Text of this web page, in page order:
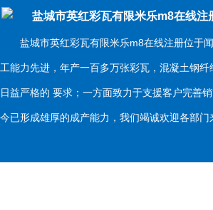
盐城市英红彩瓦有限米乐m8在线注
盐城市英红彩瓦有限米乐m8在线注册位于闻
工能力先进，年产一百多万张彩瓦，混凝土钢
日益严格的 要求；一方面致力于支援客户完
今已形成雄厚的成产能力，我们竭诚欢迎各部